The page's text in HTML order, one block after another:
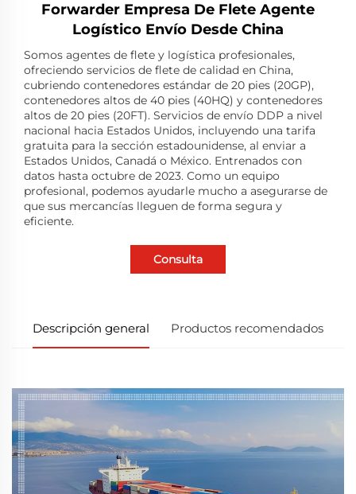
Forwarder Empresa De Flete Agente
Logístico Envío Desde China
Somos agentes de flete y logística profesionales,
ofreciendo servicios de flete de calidad en China,
cubriendo contenedores estándar de 20 pies (20GP),
contenedores altos de 40 pies (40HQ) y contenedores
altos de 20 pies (20FT). Servicios de envío DDP a nivel
nacional hacia Estados Unidos, incluyendo una tarifa
gratuita para la sección estadounidense, al enviar a
Estados Unidos, Canadá o México. Entrenados con
datos hasta octubre de 2023. Como un equipo
profesional, podemos ayudarle mucho a asegurarse de
que sus mercancías lleguen de forma segura y
eficiente.
Consulta
Descripción general Productos recomendados